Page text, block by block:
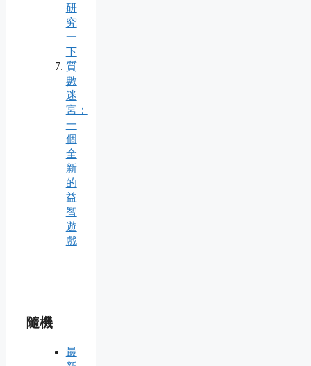
研
究
一
下
質
數
迷
宮：
一
個
全
新
的
益
智
遊
戲
隨機
最